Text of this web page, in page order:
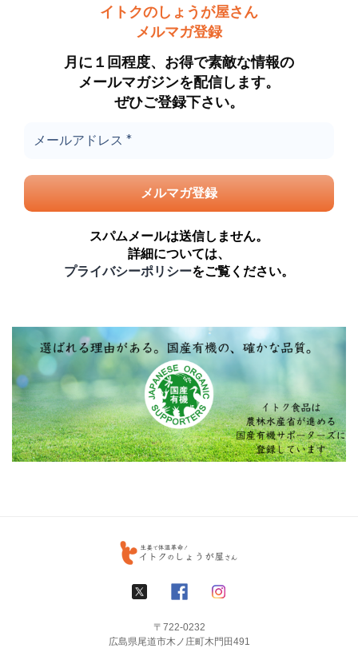
イトクのしょうが屋さん
メルマガ登録
月に１回程度、お得で素敵な情報の
メールマガジンを配信します。
ぜひご登録下さい。
スパムメールは送信しません。
詳細については、
プライバシーポリシーをご覧ください。
〒722-0232
広島県尾道市木ノ庄町木門田491